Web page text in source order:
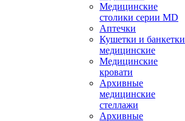
Медицинские
столики серии MD
Аптечки
Кушетки и банкетки
медицинские
Медицинские
кровати
Архивные
медицинские
стеллажи
Архивные